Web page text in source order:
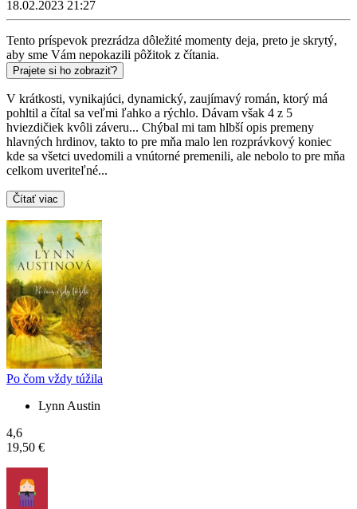
18.02.2023 21:27
Tento príspevok prezrádza dôležité momenty deja, preto je skrytý,
aby sme Vám nepokazili pôžitok z čítania.
Prajete si ho zobraziť?
V krátkosti, vynikajúci, dynamický, zaujímavý román, ktorý má
pohltil a čítal sa veľmi ľahko a rýchlo. Dávam však 4 z 5
hviezdičiek kvôli záveru... Chýbal mi tam hlbší opis premeny
hlavných hrdinov, takto to pre mňa malo len rozprávkový koniec
kde sa všetci uvedomili a vnútorné premenili, ale nebolo to pre mňa
celkom uveriteľné...
Čítať viac
Po čom vždy túžila
Lynn Austin
4,6
19,50 €